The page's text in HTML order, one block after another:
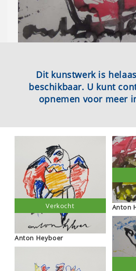
Dit kunstwerk is
beschikbaar. U kunt
opnemen voor meer
Anton Heyboer
Verkocht